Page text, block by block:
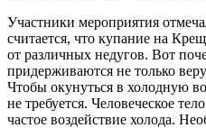
Участники мероприятия
считается, что купание на
от различных недугов. Вот
придерживаются не только
Чтобы окунуться в холодную
не требуется. Человеческое
частое воздействие холода.